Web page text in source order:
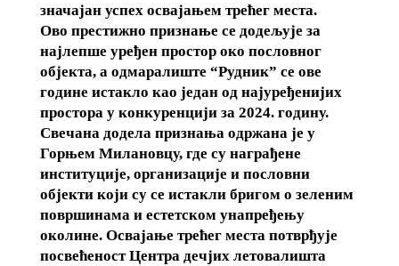
значајан успех освајањем трећег места.
Ово престижно признање се додељује за
најлепше уређен простор око пословног
објекта, а одмаралиште “Рудник” се ове
године истакло као један од најуређенијих
простора у конкуренцији за 2024. годину.
Свечана додела признања одржана је у
Горњем Милановцу, где су награђене
институције, организације и пословни
објекти који су се истакли бригом о зеленим
површинама и естетском унапређењу
околине. Освајање трећег места потврђује
посвећеност Центра дечјих летовалишта